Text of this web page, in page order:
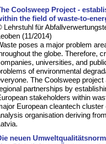
Coolsweep Project -
the field of waste-to-
Lehrstuhl für
(11/2014)
poses a major problem
the globe. Therefore,
universities, and
of environmental
The Coolsweep
partnerships by
stakeholders within
European cleantech
organisation deriving
neuen